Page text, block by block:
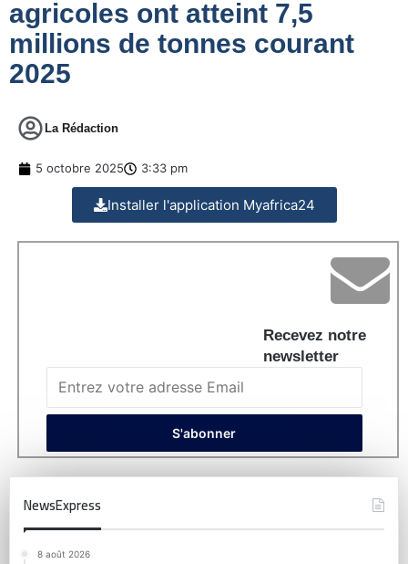
agricoles ont atteint 7,5
millions de tonnes courant
2025
La Rédaction
5 octobre 2025 3:33 pm
Installer l'application Myafrica24
Recevez notre
newsletter
NewsExpress
8 août 2026